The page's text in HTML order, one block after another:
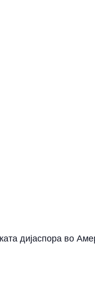
дијаспора во